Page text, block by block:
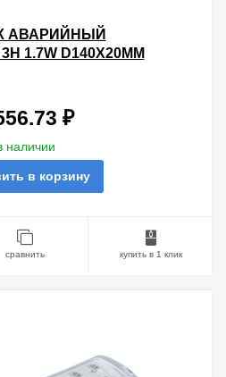
АВАРИЙНЫЙ
1.7W D140X20MM
₽
наличии
в корзину
сравнить купить в 1 клик